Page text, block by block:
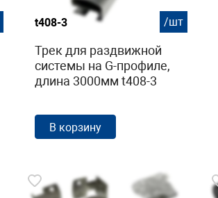
t408-3 /шт
Трек для раздвижной
системы на G-профиле,
длина 3000мм t408-3
В корзину